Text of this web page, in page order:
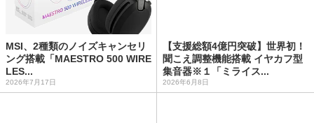
MSI、2種類のノイズキャンセリ
ング搭載「MAESTRO 500 WIRE
LES...
2026年7月17日
【支援総額4億円突破】世界初！
聞こえ調整機能搭載 イヤカフ型
集音器※１「ミライス...
2026年6月8日